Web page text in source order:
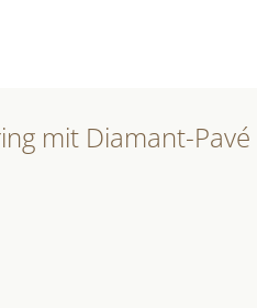
mit Diamant-Pavé